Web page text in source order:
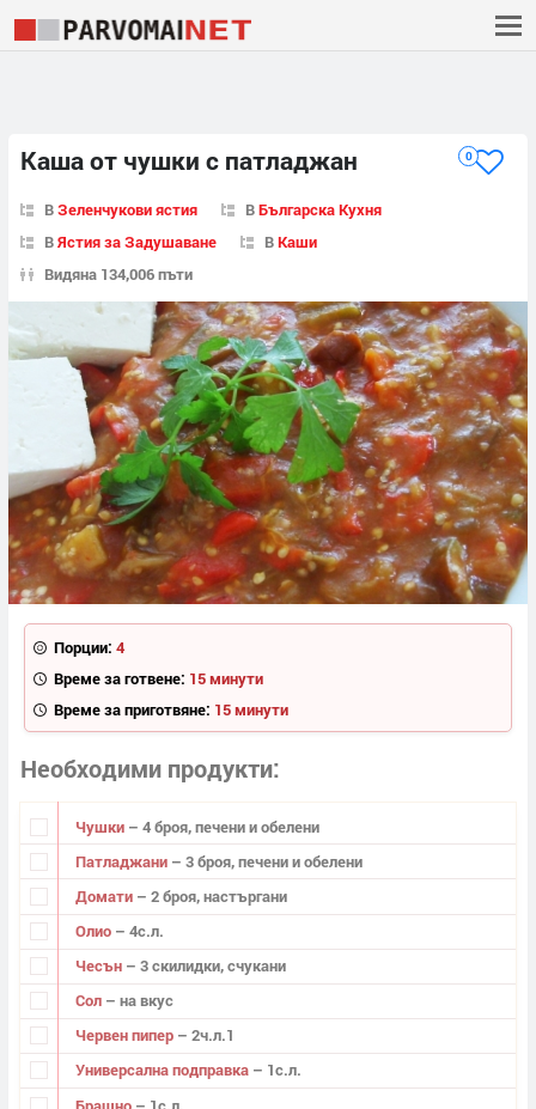
Каша от чушки с патладжан 0
ВЗеленчукови ястия ВБългарска Кухня
ВЯстия за Задушаване ВКаши
Видяна 134,006 пъти
Порции: 4
Време за готвене: 15 минути
Време за приготвяне: 15 минути
Необходими продукти
Чушки – 4 броя, печени и обелени
Патладжани – 3 броя, печени и обелени
Домати – 2 броя, настъргани
Олио – 4с.л.
Чесън – 3 скилидки, счукани
Сол – на вкус
Червен пипер – 2ч.л.1
Универсална подправка – 1с.л.